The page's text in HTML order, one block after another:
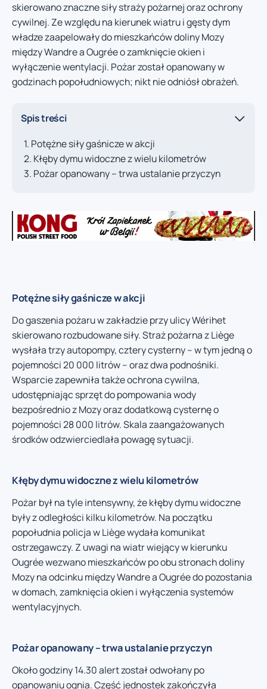
skierowano znaczne siły straży pożarnej oraz ochrony
cywilnej. Ze względu na kierunek wiatru i gęsty dym
władze zaapelowały do mieszkańców doliny Mozy
między Wandre a Ougrée o zamknięcie okien i
wyłączenie wentylacji. Pożar został opanowany w
godzinach popołudniowych; nikt nie odniósł obrażeń.
Spis treści
Potężne siły gaśnicze w akcji
Kłęby dymu widoczne z wielu kilometrów
Pożar opanowany – trwa ustalanie przyczyn
Potężne siły gaśnicze w akcji
Do gaszenia pożaru w zakładzie przy ulicy Wérihet
skierowano rozbudowane siły. Straż pożarna z Liège
wysłała trzy autopompy, cztery cysterny – w tym jedną o
pojemności 20 000 litrów – oraz dwa podnośniki.
Wsparcie zapewniła także ochrona cywilna,
udostępniając sprzęt do pompowania wody
bezpośrednio z Mozy oraz dodatkową cysternę o
pojemności 28 000 litrów. Skala zaangażowanych
środków odzwierciedlała powagę sytuacji.
Kłęby dymu widoczne z wielu kilometrów
Pożar był na tyle intensywny, że kłęby dymu widoczne
były z odległości kilku kilometrów. Na początku
popołudnia policja w Liège wydała komunikat
ostrzegawczy. Z uwagi na wiatr wiejący w kierunku
Ougrée wezwano mieszkańców po obu stronach doliny
Mozy na odcinku między Wandre a Ougrée do pozostania
w domach, zamknięcia okien i wyłączenia systemów
wentylacyjnych.
Pożar opanowany – trwa ustalanie przyczyn
Około godziny 14.30 alert został odwołany po
opanowaniu ognia. Część jednostek zakończyła